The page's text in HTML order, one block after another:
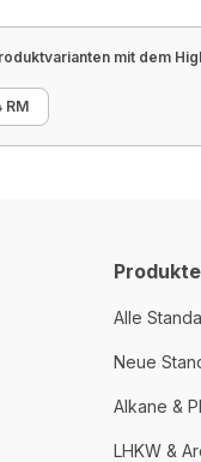
mit dem
RM
Produkte
Alle
Neue
Alkane &
LHKW &